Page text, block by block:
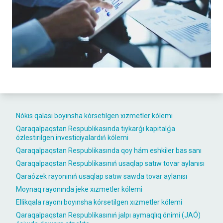
Nókis qalası boyınsha kórsetilgen xızmetler kólemi
Qaraqalpaqstan Respublikasında tiykarǵı kapitalǵa
ózlestirilgen investiciyalardıń kólemi
Qaraqalpaqstan Respublikasında qoy hám eshkiler bas sanı
Qaraqalpaqstan Respublikasınıń usaqlap satıw tovar aylanısı
Qaraózek rayonınıń usaqlap satıw sawda tovar aylanısı
Moynaq rayonında jeke xızmetler kólemi
Ellikqala rayonı boyınsha kórsetilgen xızmetler kólemi
Qaraqalpaqstan Respublikasınıń jalpı aymaqlıq ónimi (JAÓ)